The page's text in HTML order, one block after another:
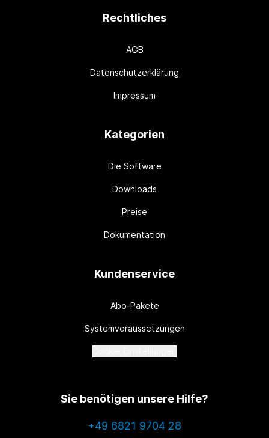
Sie benötigen unsere Hilfe?
+49 6821 9704 28
Rechtliches
AGB
Datenschutzerklärung
Impressum
Kategorien
Die Software
Downloads
Preise
Dokumentation
Kundenservice
Abo-Pakete
Systemvoraussetzungen